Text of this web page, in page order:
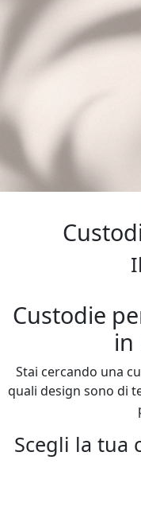
Custodie
in
Stai cercando una
quali design sono di
Scegli la tua